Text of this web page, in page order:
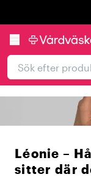
Léonie –
sitter där